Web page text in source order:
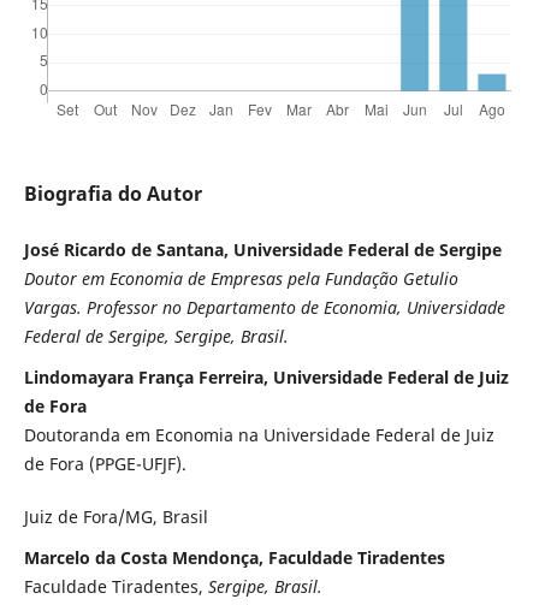
Biografia do Autor
José Ricardo de Santana, Universidade Federal de Sergipe
Doutor em Economia de Empresas pela Fundação Getulio
Vargas. Professor no Departamento de Economia, Universidade
Federal de Sergipe, Sergipe, Brasil.
Lindomayara França Ferreira, Universidade Federal de Juiz
de Fora
Doutoranda em Economia na Universidade Federal de Juiz
de Fora (PPGE-UFJF).
Juiz de Fora/MG, Brasil
Marcelo da Costa Mendonça, Faculdade Tiradentes
Faculdade Tiradentes, Sergipe, Brasil.